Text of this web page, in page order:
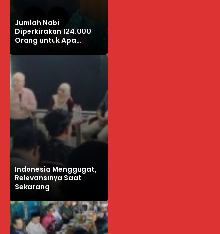
Jumlah Nabi
Diperkirakan 124.000
Orang untuk Apa
Indonesia Menggugat,
Relevansinya Saat
Sekarang